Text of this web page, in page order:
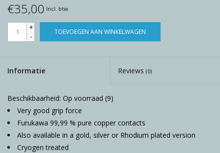
€35,00 Incl. btw
+
-
TOEVOEGEN AAN WINKELWAGEN
Informatie Reviews (0)
Beschikbaarheid: Op voorraad (9)
Very good grip force
Furukawa 99,99 % pure copper contacts
Also available in a gold, silver or Rhodium plated version
Cryogen treated